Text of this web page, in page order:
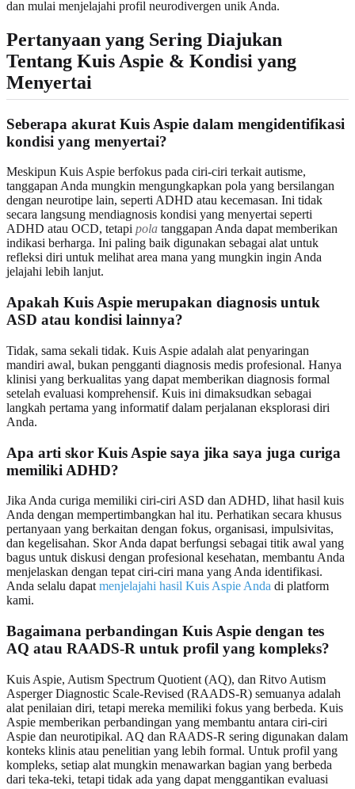
dan mulai menjelajahi profil neurodivergen unik Anda.
Pertanyaan yang Sering Diajukan
Tentang Kuis Aspie & Kondisi yang
Menyertai
Seberapa akurat Kuis Aspie dalam mengidentifikasi
kondisi yang menyertai?
Meskipun Kuis Aspie berfokus pada ciri-ciri terkait autisme,
tanggapan Anda mungkin mengungkapkan pola yang bersilangan
dengan neurotipe lain, seperti ADHD atau kecemasan. Ini tidak
secara langsung mendiagnosis kondisi yang menyertai seperti
ADHD atau OCD, tetapi pola tanggapan Anda dapat memberikan
indikasi berharga. Ini paling baik digunakan sebagai alat untuk
refleksi diri untuk melihat area mana yang mungkin ingin Anda
jelajahi lebih lanjut.
Apakah Kuis Aspie merupakan diagnosis untuk
ASD atau kondisi lainnya?
Tidak, sama sekali tidak. Kuis Aspie adalah alat penyaringan
mandiri awal, bukan pengganti diagnosis medis profesional. Hanya
klinisi yang berkualitas yang dapat memberikan diagnosis formal
setelah evaluasi komprehensif. Kuis ini dimaksudkan sebagai
langkah pertama yang informatif dalam perjalanan eksplorasi diri
Anda.
Apa arti skor Kuis Aspie saya jika saya juga curiga
memiliki ADHD?
Jika Anda curiga memiliki ciri-ciri ASD dan ADHD, lihat hasil kuis
Anda dengan mempertimbangkan hal itu. Perhatikan secara khusus
pertanyaan yang berkaitan dengan fokus, organisasi, impulsivitas,
dan kegelisahan. Skor Anda dapat berfungsi sebagai titik awal yang
bagus untuk diskusi dengan profesional kesehatan, membantu Anda
menjelaskan dengan tepat ciri-ciri mana yang Anda identifikasi.
Anda selalu dapat menjelajahi hasil Kuis Aspie Anda di platform
kami.
Bagaimana perbandingan Kuis Aspie dengan tes
AQ atau RAADS-R untuk profil yang kompleks?
Kuis Aspie, Autism Spectrum Quotient (AQ), dan Ritvo Autism
Asperger Diagnostic Scale-Revised (RAADS-R) semuanya adalah
alat penilaian diri, tetapi mereka memiliki fokus yang berbeda. Kuis
Aspie memberikan perbandingan yang membantu antara ciri-ciri
Aspie dan neurotipikal. AQ dan RAADS-R sering digunakan dalam
konteks klinis atau penelitian yang lebih formal. Untuk profil yang
kompleks, setiap alat mungkin menawarkan bagian yang berbeda
dari teka-teki, tetapi tidak ada yang dapat menggantikan evaluasi